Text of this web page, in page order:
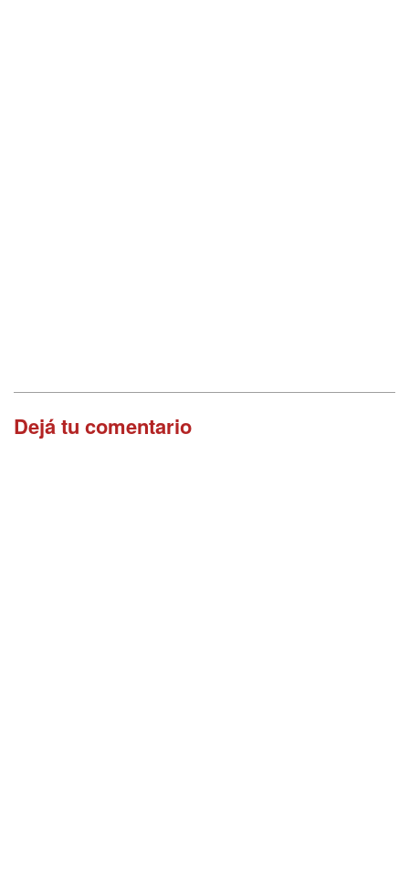
Dejá tu comentario